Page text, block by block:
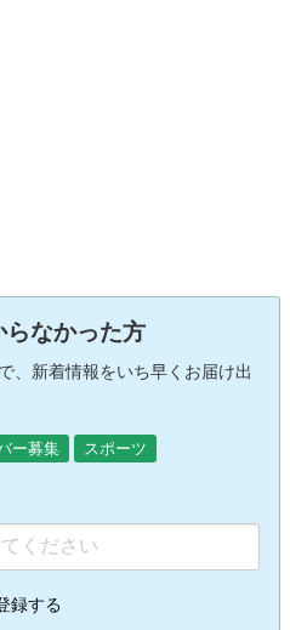
らなかった方
、新着情報をいち早くお届け出
ー募集
スポーツ
録する